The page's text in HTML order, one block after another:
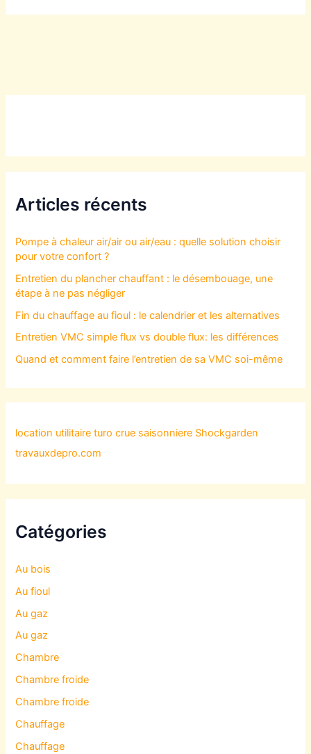
Articles récents
Pompe à chaleur air/air ou air/eau : quelle solution choisir
pour votre confort ?
Entretien du plancher chauffant : le désembouage, une
étape à ne pas négliger
Fin du chauffage au fioul : le calendrier et les alternatives
Entretien VMC simple flux vs double flux: les différences
Quand et comment faire l’entretien de sa VMC soi-même
location utilitaire turo crue saisonniere Shockgarden
travauxdepro.com
Catégories
Au bois
Au fioul
Au gaz
Au gaz
Chambre
Chambre froide
Chambre froide
Chauffage
Chauffage